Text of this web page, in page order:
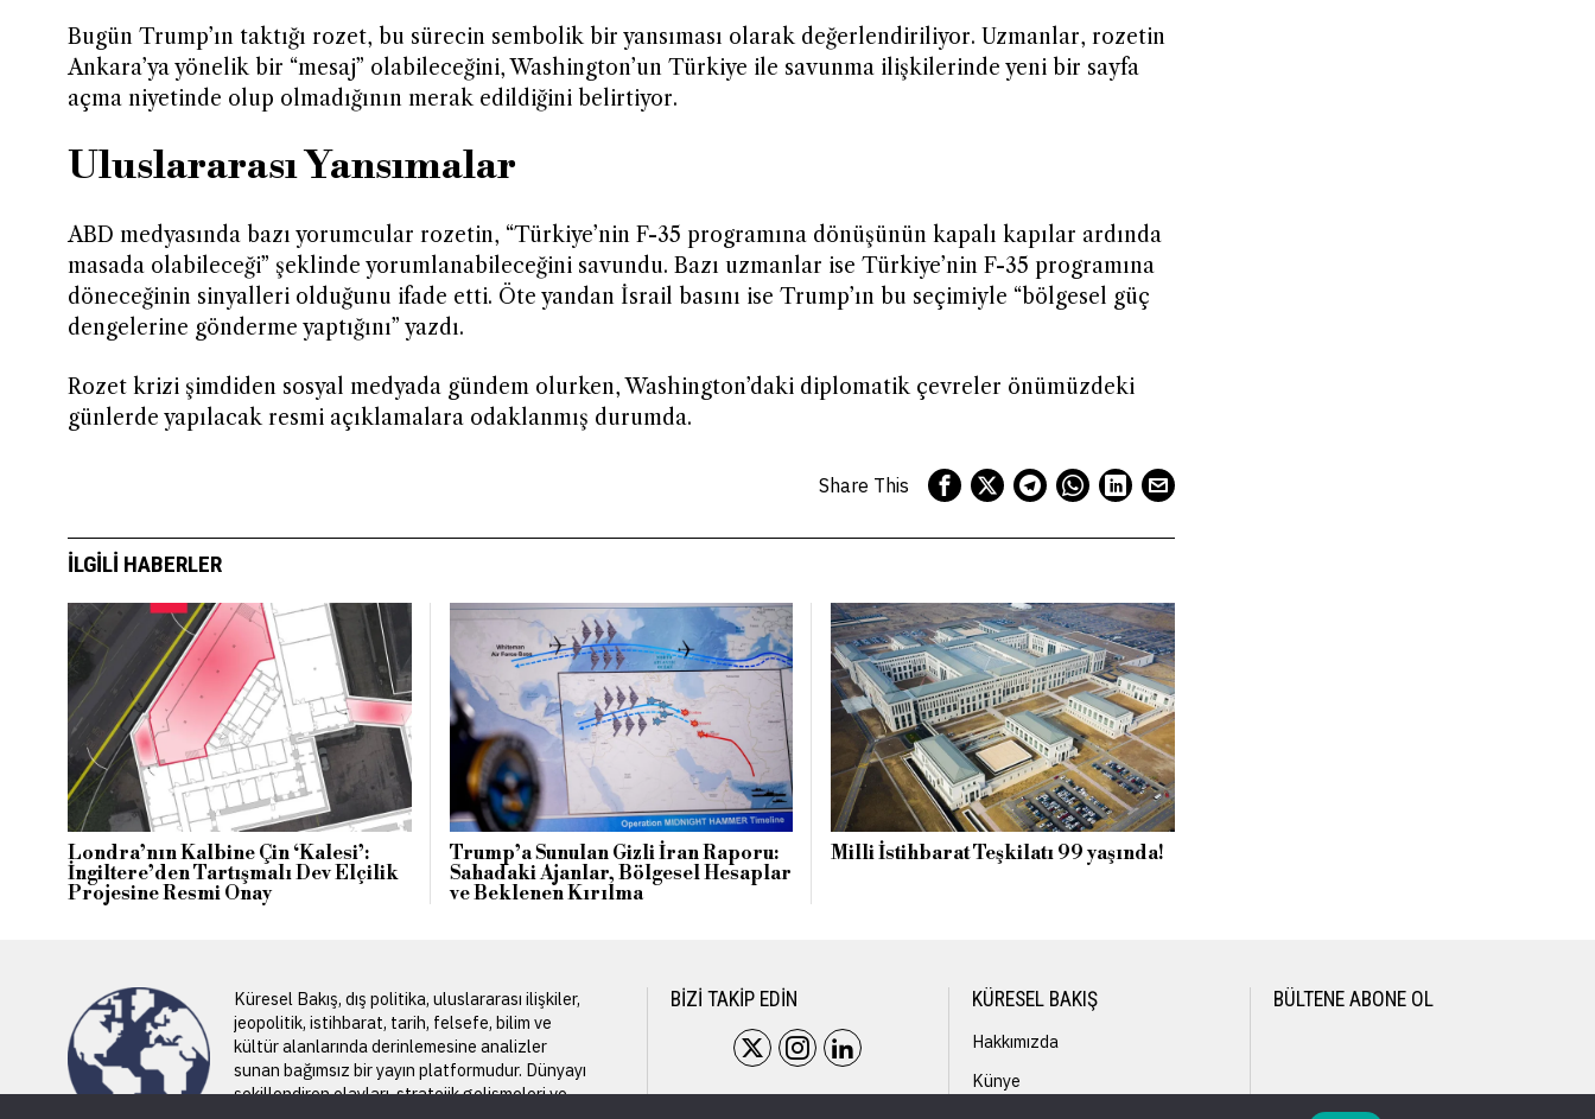
Bugün Trump’ın taktığı rozet, bu sürecin sembolik bir yansıması olarak değerlendiriliyor. Uzmanlar, rozetin
Ankara’ya yönelik bir “mesaj” olabileceğini, Washington’un Türkiye ile savunma ilişkilerinde yeni bir sayfa
açma niyetinde olup olmadığının merak edildiğini belirtiyor.
Uluslararası Yansımalar
ABD medyasında bazı yorumcular rozetin, “Türkiye’nin F-35 programına dönüşünün kapalı kapılar ardında
masada olabileceği” şeklinde yorumlanabileceğini savundu. Bazı uzmanlar ise Türkiye’nin F-35 programına
döneceğinin sinyalleri olduğunu ifade etti. Öte yandan İsrail basını ise Trump’ın bu seçimiyle “bölgesel güç
dengelerine gönderme yaptığını” yazdı.
Rozet krizi şimdiden sosyal medyada gündem olurken, Washington’daki diplomatik çevreler önümüzdeki
günlerde yapılacak resmi açıklamalara odaklanmış durumda.
Share This
İLGILI HABERLER
Londra’nın Kalbine Çin ‘Kalesi’:
İngiltere’den Tartışmalı Dev Elçilik
Projesine Resmi Onay
Trump’a Sunulan Gizli İran Raporu:
Sahadaki Ajanlar, Bölgesel Hesaplar
ve Beklenen Kırılma
Milli İstihbarat Teşkilatı 99 yaşında!
Küresel Bakış, dış politika, uluslararası ilişkiler,
jeopolitik, istihbarat, tarih, felsefe, bilim ve
kültür alanlarında derinlemesine analizler
sunan bağımsız bir yayın platformudur. Dünyayı
şekillendiren olayları, stratejik gelişmeleri ve
BIZI TAKIP EDIN KÜRESEL BAKIŞ
Hakkımızda
Künye
BÜLTENE ABONE OL